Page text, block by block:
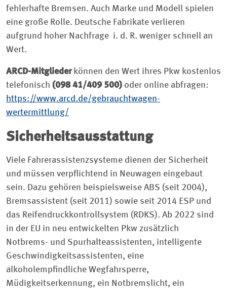
fehlerhafte Bremsen. Auch Marke und Modell spielen
eine große Rolle. Deutsche Fabrikate verlieren
aufgrund hoher Nachfrage i. d. R. weniger schnell an
Wert.
ARCD-Mitglieder können den Wert ihres Pkw kostenlos
telefonisch (098 41/409 500) oder online abfragen:
https://www.arcd.de/gebrauchtwagen-
wertermittlung/
Sicherheitsausstattung
Viele Fahrerassistenzsysteme dienen der Sicherheit
und müssen verpflichtend in Neuwagen eingebaut
sein. Dazu gehören beispielsweise ABS (seit 2004),
Bremsassistent (seit 2011) sowie seit 2014 ESP und
das Reifendruckkontrollsystem (RDKS). Ab 2022 sind
in der EU in neu entwickelten Pkw zusätzlich
Notbrems- und Spurhalteassistenten, intelligente
Geschwindigkeitsassistenten, eine
alkoholempfindliche Wegfahrsperre,
Müdigkeitserkennung, ein Notbremslicht, ein